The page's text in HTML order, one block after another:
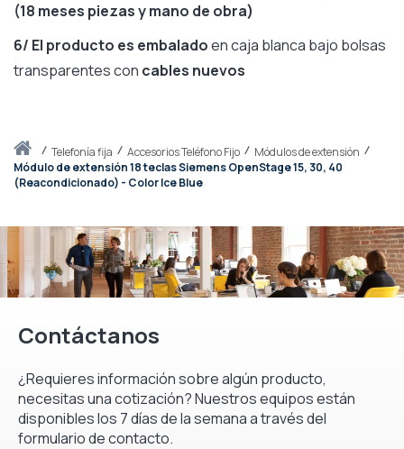
Iniciotelefonía fija Accesorios Teléfono Fijo
Módulos de extensión
Módulo de extensión 18 teclas Siemens OpenStage 15, 30, 40
(Reacondicionado) - Color Ice Blue
(18 meses piezas y mano de obra)
6/ El producto es embaladoen caja blanca bajo bolsas
transparentes con cables nuevos
Contáctanos
¿Requieres información sobre algún producto,
necesitas una cotización? Nuestros equipos están
disponibles los 7 días de la semana a través del
formulario de contacto.